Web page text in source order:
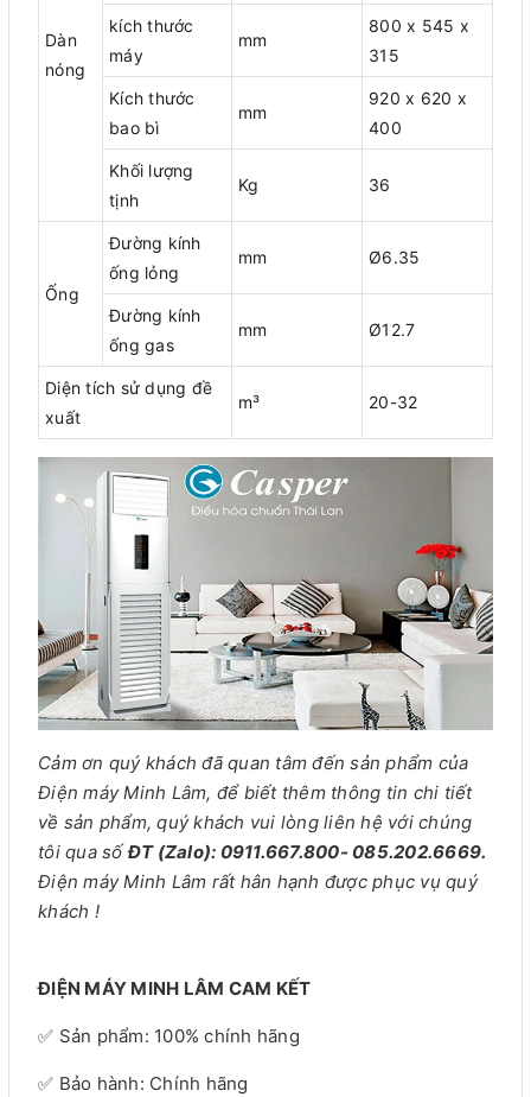
Dàn
nóng
kích thước
máy
mm
800 x 545 x
315
Kích thước
bao bì
mm
920 x 620 x
400
Khối lượng
tịnh
Kg 36
Ống
Đường kính
ống lỏng
mm Ø6.35
Đường kính
ống gas
mm Ø12.7
Diện tích sử dụng đề
xuất
m³ 20-32
Cảm ơn quý khách đã quan tâm đến sản phẩm của
Điện máy Minh Lâm, để biết thêm thông tin chi tiết
về sản phẩm, quý khách vui lòng liên hệ với chúng
tôi qua sốĐT (Zalo): 0911.667.800- 085.202.6669.
Điện máy Minh Lâm rất hân hạnh được phục vụ quý
khách !
ĐIỆN MÁY MINH LÂM CAM KẾT
✅ Sản phẩm: 100% chính hãng
✅ Bảo hành: Chính hãng